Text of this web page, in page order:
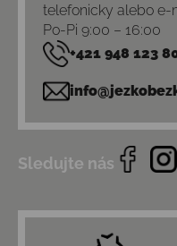
telefonicky alebo e-
Po-Pi 9:00 – 16:00
+421 948 123
Sledujte nás